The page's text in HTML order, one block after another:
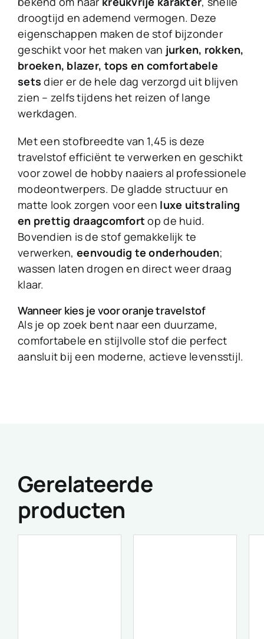
droogtijd en ademend vermogen. Deze
eigenschappen maken de stof bijzonder
geschikt voor het maken van jurken, rokken,
broeken, blazer, tops en comfortabele
sets dier er de hele dag verzorgd uit blijven
zien – zelfs tijdens het reizen of lange
werkdagen.
Met een stofbreedte van 1,45 is deze
travelstof efficiënt te verwerken en geschikt
voor zowel de hobby naaiers al professionele
modeontwerpers. De gladde structuur en
matte look zorgen voor een luxe uitstraling
en prettig draagcomfort op de huid.
Bovendien is de stof gemakkelijk te
verwerken, eenvoudig te onderhouden;
wassen laten drogen en direct weer draag
klaar.
Wanneer kies je voor oranje travelstof
Als je op zoek bent naar een duurzame,
comfortabele en stijlvolle stof die perfect
aansluit bij een moderne, actieve levensstijl.
Gerelateerde
producten